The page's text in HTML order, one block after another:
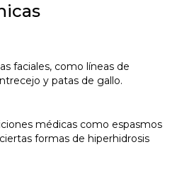
faciales, como líneas de
y patas de gallo.
médicas como espasmos
formas de hiperhidrosis